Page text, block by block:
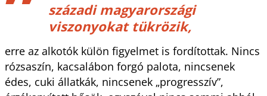
századi magyarországi
viszonyokat tükrözik,
erre az alkotók külön figyelmet is fordítottak. Nincs
rózsaszín, kacsalábon forgó palota, nincsenek
édes, cuki állatkák, nincsenek „progresszív”,